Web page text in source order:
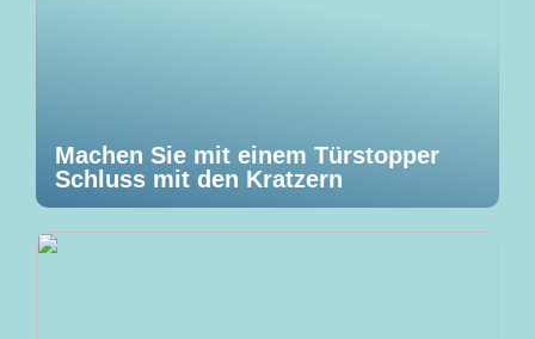
Machen Sie mit einem Türstopper
Schluss mit den Kratzern